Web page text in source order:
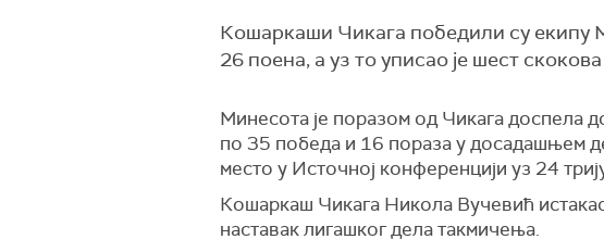
Кошаркаши Чикага победили су екипу
26 поена, а уз то уписао је шест
Минесота је поразом од Чикага доспела
по 35 победа и 16 пораза у досадашњем
место у Источној конференцији уз 24
Кошаркаш Чикага Никола Вучевић
наставак лигашког дела такмичења.